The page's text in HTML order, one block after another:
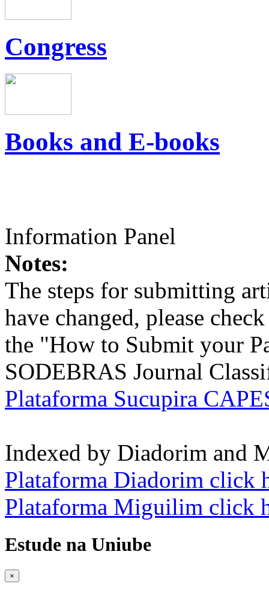
Congress
Books and E-books
Information Panel
Notes:
The steps for submitting
have changed, please
the "How to Submit your
SODEBRAS Journal
Plataforma Sucupira
Indexed by Diadorim and
Plataforma Diadorim click
Plataforma Miguilim click
Estude na Uniube
×